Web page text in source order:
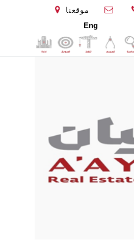
موقعنا
Eng